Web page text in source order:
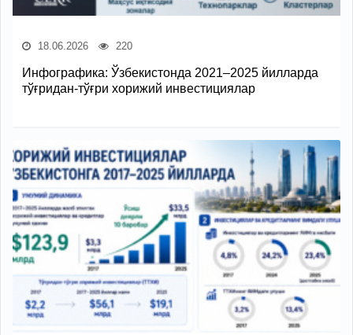
18.06.2026 220
Инфографика: Ўзбекистонда 2021–2025 йилларда
тўғридан-тўғри хорижий инвестициялар